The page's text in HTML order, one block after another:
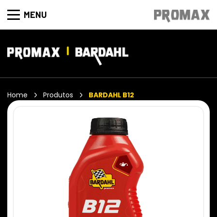
MENU
Home Produtos BARDAHL B12